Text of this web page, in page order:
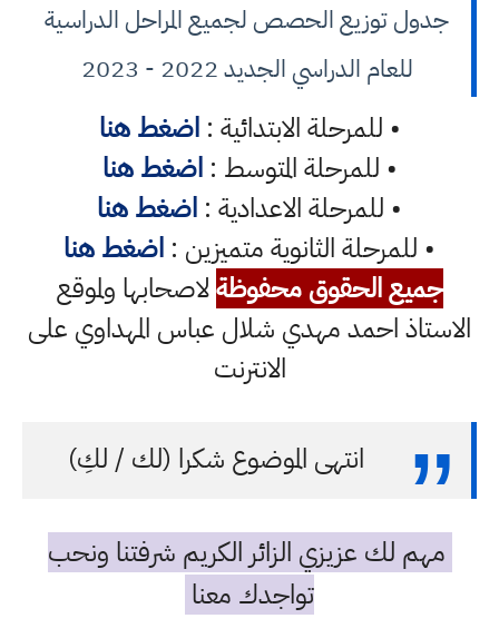
جدول توزيع الحصص لجميع المراحل الدراسية
للعام الدراسي الجديد 2022 - 2023
• للمرحلة الابتدائية :اضغط هنا
• للمرحلة المتوسط :اضغط هنا
• للمرحلة الاعدادية : اضغط هنا
• للمرحلة الثانوية متميزين : اضغط هنا
جميع الحقوق محفوظةلاصحابها ولموقع
الاستاذ احمد مهدي شلال عباس المهداوي على
الانترنت
انتهى الموضوع شكرا (لك / لكِ)
مهم لك عزيزي الزائر الكريم شرفتنا ونحب
تواجدك معنا